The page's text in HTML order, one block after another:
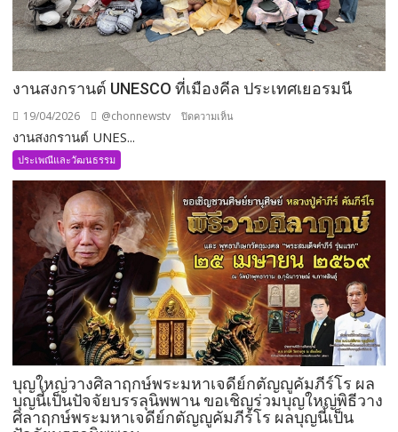
งานสงกรานต์ UNESCO ที่เมืองคีล ประเทศเยอรมนี
19/04/2026 @chonnewstv ปิดความเห็น
ที่
เมือง
คีล
ประเทศ
เยอรมนี
งานสงกรานต์ UNES...
ประเพณีและวัฒนธรรม
บุญใหญ่วางศิลาฤกษ์พระมหาเจดีย์กตัญญูคัมภีร์โร ผล
บุญนี้เป็นปัจจัยบรรลุนิพพาน ขอเชิญร่วมบุญใหญ่พิธีวาง
ศิลาฤกษ์พระมหาเจดีย์กตัญญูคัมภีร์โร ผลบุญนี้เป็น